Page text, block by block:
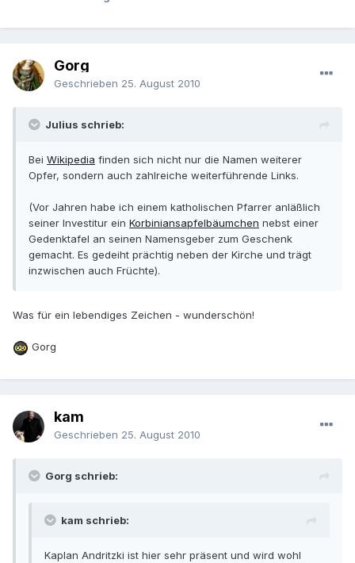
Gorg
Geschrieben 25. August 2010
Julius schrieb:
Bei Wikipedia finden sich nicht nur die Namen weiterer
Opfer, sondern auch zahlreiche weiterführende Links.
(Vor Jahren habe ich einem katholischen Pfarrer anläßlich
seiner Investitur ein Korbiniansapfelbäumchen nebst einer
Gedenktafel an seinen Namensgeber zum Geschenk
gemacht. Es gedeiht prächtig neben der Kirche und trägt
inzwischen auch Früchte).
Was für ein lebendiges Zeichen - wunderschön!
Gorg
kam
Geschrieben 25. August 2010
Gorg schrieb:
kam schrieb:
Kaplan Andritzki ist hier sehr präsent und wird wohl